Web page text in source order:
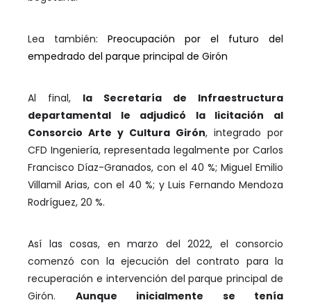
Lea también: Preocupación por el futuro del
empedrado del parque principal de Girón
Al final, la Secretaría de Infraestructura
departamental le adjudicó la licitación al
Consorcio Arte y Cultura Girón, integrado por
CFD Ingeniería, representada legalmente por Carlos
Francisco Díaz-Granados, con el 40 %; Miguel Emilio
Villamil Arias, con el 40 %; y Luis Fernando Mendoza
Rodríguez, 20 %.
Así las cosas, en marzo del 2022, el consorcio
comenzó con la ejecución del contrato para la
recuperación e intervención del parque principal de
Girón. Aunque inicialmente se tenía